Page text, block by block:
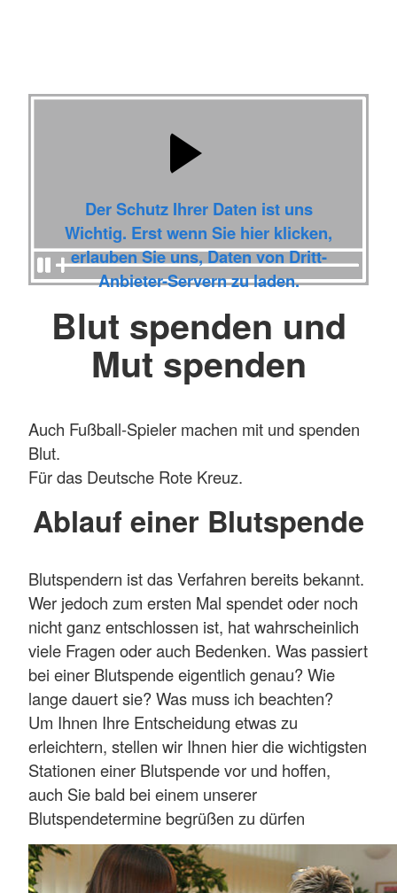
Der Schutz Ihrer Daten ist uns
Wichtig. Erst wenn Sie hier klicken,
erlauben Sie uns, Daten von Dritt-
Anbieter-Servern zu laden.
Blut spenden und
Mut spenden
Auch Fußball-Spieler machen mit und spenden
Blut.
Für das Deutsche Rote Kreuz.
Ablauf einer Blutspende
Blutspendern ist das Verfahren bereits bekannt.
Wer jedoch zum ersten Mal spendet oder noch
nicht ganz entschlossen ist, hat wahrscheinlich
viele Fragen oder auch Bedenken. Was passiert
bei einer Blutspende eigentlich genau? Wie
lange dauert sie? Was muss ich beachten?
Um Ihnen Ihre Entscheidung etwas zu
erleichtern, stellen wir Ihnen hier die wichtigsten
Stationen einer Blutspende vor und hoffen,
auch Sie bald bei einem unserer
Blutspendetermine begrüßen zu dürfen